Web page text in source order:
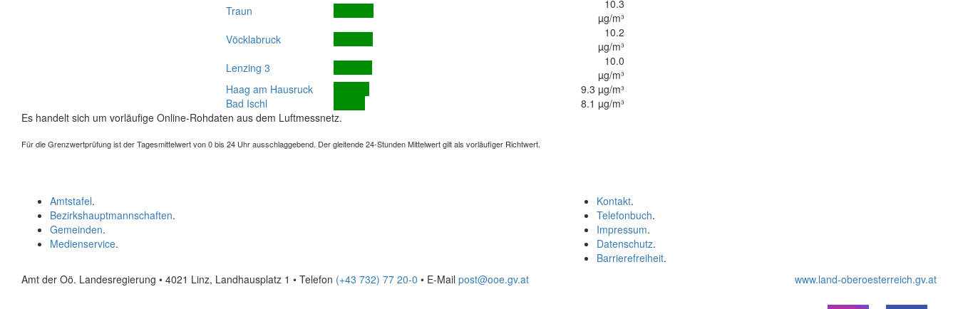
Traun
10.3
µg/m³
Vöcklabruck
10.2
µg/m³
Lenzing 3
10.0
µg/m³
Haag am Hausruck
9.3 µg/m³
Bad Ischl
8.1 µg/m³
Es handelt sich um vorläufige Online-Rohdaten aus dem Luftmessnetz.
Für die Grenzwertprüfung ist der Tagesmittelwert von 0 bis 24 Uhr ausschlaggebend. Der gleitende 24-Stunden Mittelwert gilt als vorläufiger Richtwert.
Kontakt.
Telefonbuch.
Impressum.
Datenschutz.
Barrierefreiheit.
Amtstafel.
Bezirkshauptmannschaften.
Gemeinden.
Medienservice.
Amt der Oö. Landesregierung • 4021 Linz, Landhausplatz 1 • Telefon (+43 732) 77 20-0 • E-Mail post@ooe.gv.at www.land-oberoesterreich.gv.at